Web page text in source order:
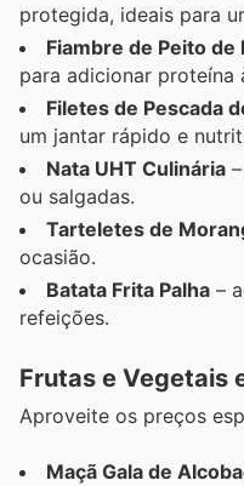
protegida, ideais para
Fiambre de Peito de
para adicionar proteína
Filetes de Pescada
um jantar rápido e
Nata UHT Culinária
ou salgadas.
Tarteletes de
ocasião.
Batata Frita Palha –
refeições.
Frutas e Vegetais
Aproveite os preços
Maçã Gala de